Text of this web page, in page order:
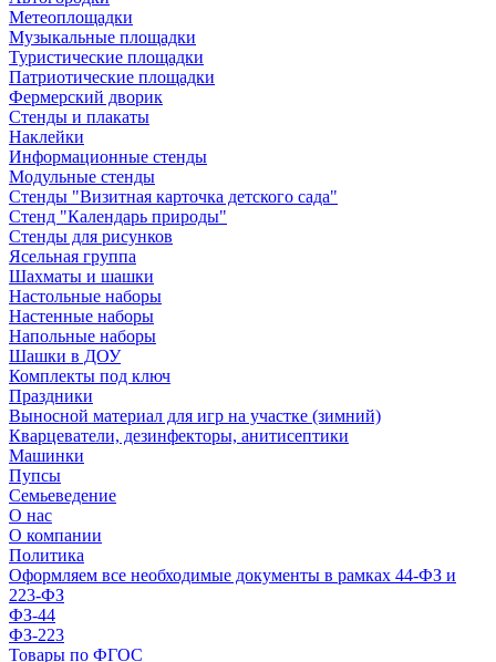
Метеоплощадки
Музыкальные площадки
Туристические площадки
Патриотические площадки
Фермерский дворик
Стенды и плакаты
Наклейки
Информационные стенды
Модульные стенды
Стенды "Визитная карточка детского сада"
Стенд "Календарь природы"
Стенды для рисунков
Ясельная группа
Шахматы и шашки
Настольные наборы
Настенные наборы
Напольные наборы
Шашки в ДОУ
Комплекты под ключ
Праздники
Выносной материал для игр на участке (зимний)
Кварцеватели, дезинфекторы, анитисептики
Машинки
Пупсы
Семьеведение
О нас
О компании
Политика
Оформляем все необходимые документы в рамках 44-ФЗ и
223-ФЗ
ФЗ-44
ФЗ-223
Товары по ФГОС